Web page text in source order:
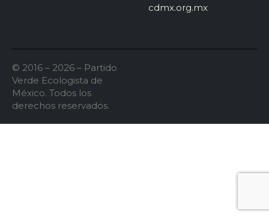
cdmx.org.mx
© 2016 – 2026 – Partido
Verde Ecologista de
México. Todos los
derechos reservados.